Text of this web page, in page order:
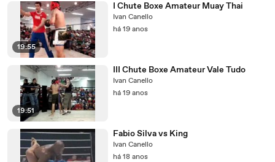
19:55
I Chute Boxe Amateur Muay Thai
Ivan Canello
há 19 anos
19:51
III Chute Boxe Amateur Vale Tudo
Ivan Canello
há 19 anos
Fabio Silva vs King
Ivan Canello
há 18 anos